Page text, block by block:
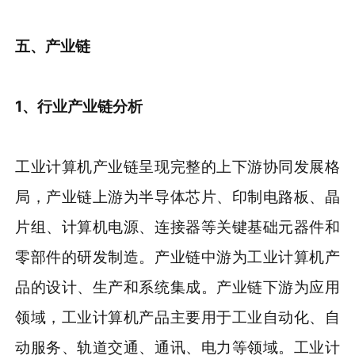
五、产业链
1、行业产业链分析
工业计算机产业链呈现完整的上下游协同发展格
局，产业链上游为半导体芯片、印制电路板、晶
片组、计算机电源、连接器等关键基础元器件和
零部件的研发制造。产业链中游为工业计算机产
品的设计、生产和系统集成。产业链下游为应用
领域，工业计算机产品主要用于工业自动化、自
动服务、轨道交通、通讯、电力等领域。工业计